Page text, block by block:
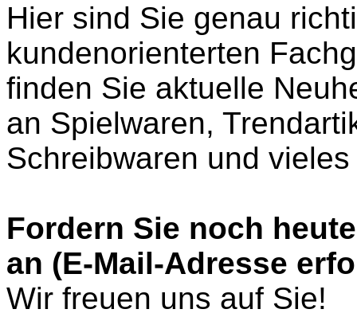
Hier sind Sie genau
kundenorienterten
finden Sie aktuelle
an Spielwaren,
Schreibwaren und vieles
Fordern Sie noch
an (E-Mail-Adresse
Wir freuen uns auf Sie!